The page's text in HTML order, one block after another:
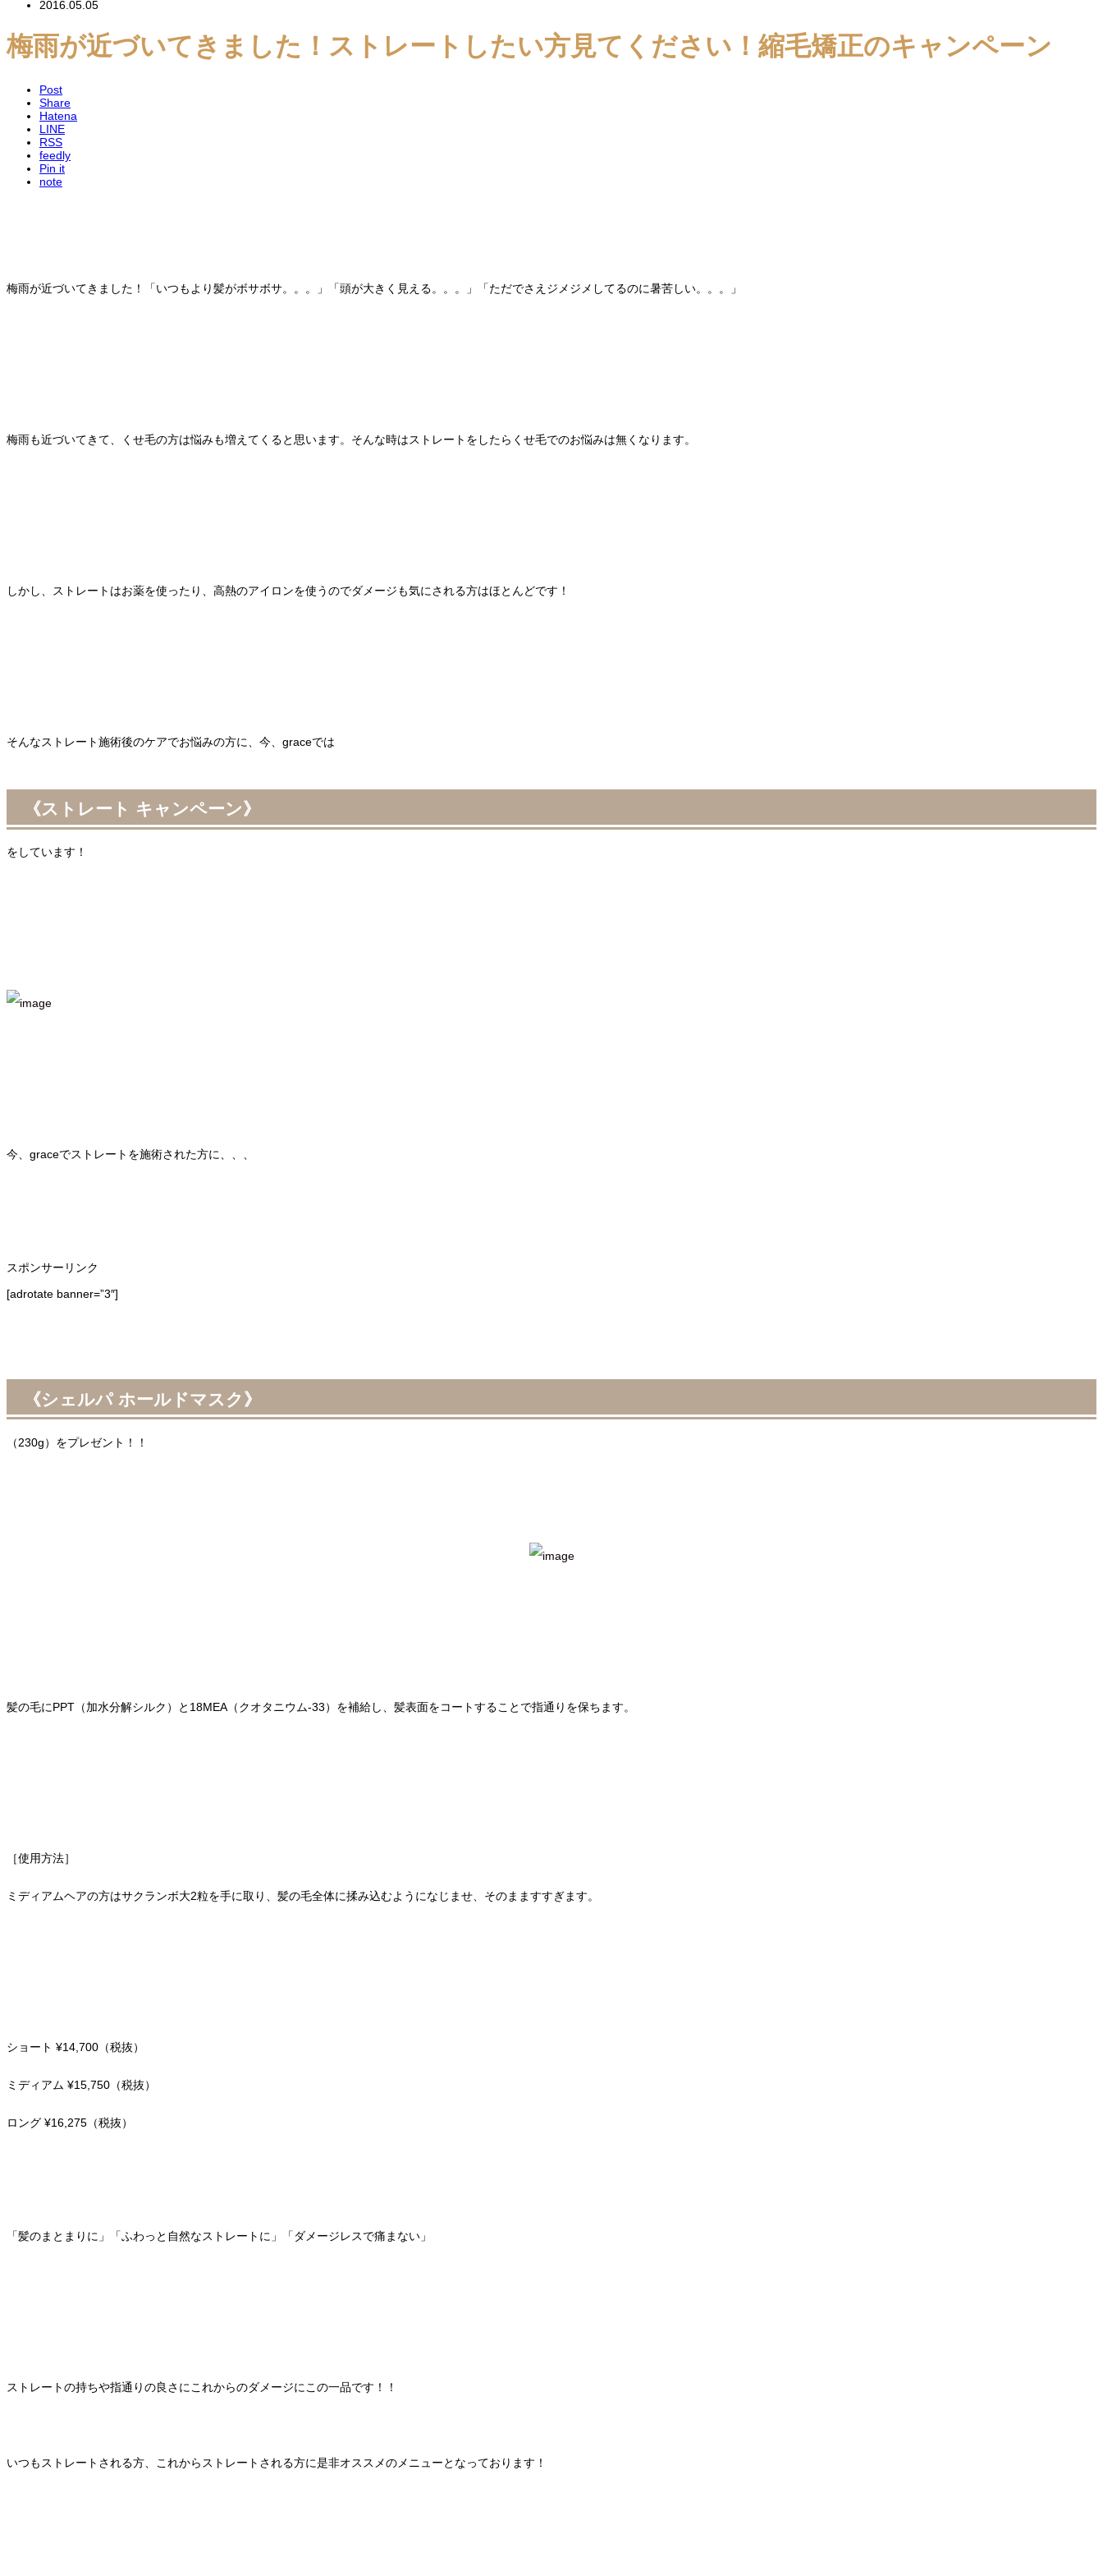
2016.05.05
梅雨が近づいてきました！ストレートしたい方見てください！縮毛矯正のキャンペーン
Post
Share
Hatena
LINE
RSS
feedly
Pin it
note
梅雨が近づいてきました！「いつもより髪がボサボサ。。。」「頭が大きく見える。。。」「ただでさえジメジメしてるのに暑苦しい。。。」
梅雨も近づいてきて、くせ毛の方は悩みも増えてくると思います。そんな時はストレートをしたらくせ毛でのお悩みは無くなります。
しかし、ストレートはお薬を使ったり、高熱のアイロンを使うのでダメージも気にされる方はほとんどです！
そんなストレート施術後のケアでお悩みの方に、今、graceでは
《ストレート キャンペーン》
をしています！
今、graceでストレートを施術された方に、、、
スポンサーリンク
[adrotate banner=”3″]
《シェルパ ホールドマスク》
（230g）をプレゼント！！
髪の毛にPPT（加水分解シルク）と18MEA（クオタニウム-33）を補給し、髪表面をコートすることで指通りを保ちます。
［使用方法］
ミディアムヘアの方はサクランボ大2粒を手に取り、髪の毛全体に揉み込むようになじませ、そのまますすぎます。
ショート ¥14,700（税抜）
ミディアム ¥15,750（税抜）
ロング ¥16,275（税抜）
「髪のまとまりに」「ふわっと自然なストレートに」「ダメージレスで痛まない」
ストレートの持ちや指通りの良さにこれからのダメージにこの一品です！！
いつもストレートされる方、これからストレートされる方に是非オススメのメニューとなっております！